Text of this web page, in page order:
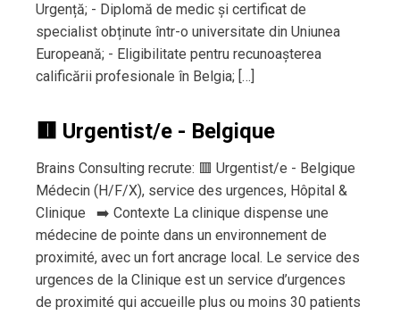
Urgență; - Diplomă de medic și certificat de
specialist obținute într-o universitate din Uniunea
Europeană; - Eligibilitate pentru recunoașterea
calificării profesionale în Belgia; […]
🟥 Urgentist/e - Belgique
Brains Consulting recrute: 🟥 Urgentist/e - Belgique
Médecin (H/F/X), service des urgences, Hôpital &
Clinique ➡️ Contexte La clinique dispense une
médecine de pointe dans un environnement de
proximité, avec un fort ancrage local. Le service des
urgences de la Clinique est un service d’urgences
de proximité qui accueille plus ou moins 30 patients